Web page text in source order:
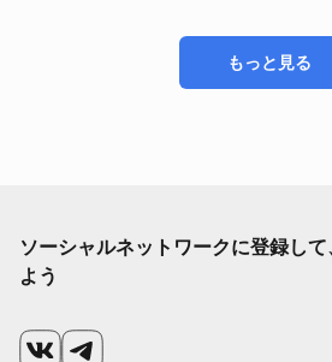
もっと見る
ソーシャルネットワークに登録し
よう